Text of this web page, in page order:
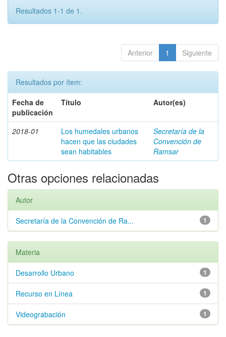
Resultados 1-1 de 1.
Anterior 1 Siguiente
Resultados por ítem:
Fecha de
publicación
Título Autor(es)
2018-01
Los humedales urbanos
hacen que las ciudades
sean habitables
Secretaría de la
Convención de
Ramsar
Otras opciones relacionadas
Autor
1
Secretaría de la Convención de Ra...
Materia
1
Desarrollo Urbano
1
Recurso en Línea
1
Videograbación